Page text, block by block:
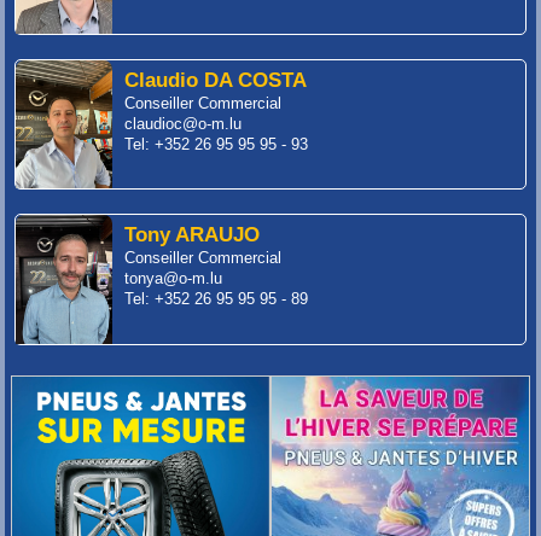
Claudio DA COSTA
Conseiller Commercial
claudioc@o-m.lu
Tel: +352 26 95 95 95 - 93
Tony ARAUJO
Conseiller Commercial
tonya@o-m.lu
Tel: +352 26 95 95 95 - 89